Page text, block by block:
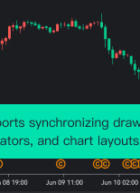
미국
공고
(SA)
(6월)
미국
(SA)
(7월)